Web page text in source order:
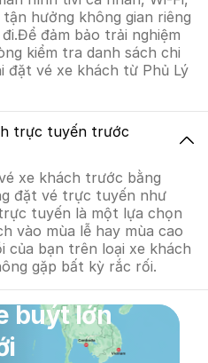
hưởng không gian riêng
đảm bảo trải nghiệm
kiểm tra danh sách chi
đặt vé xe khách từ Phủ Lý
trực tuyến trước
xe khách trước bằng
đặt vé trực tuyến như
tuyến là một lựa chọn
vào mùa lễ hay mùa cao
của bạn trên loại xe khách
gặp bất kỳ rắc rối.
buýt lớn